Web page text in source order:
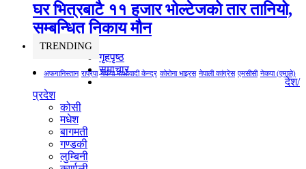
घर भित्रबाटै ११ हजार भोल्टेजको तार तानियो,
सम्बन्धित निकाय मौन
TRENDING
अफगानिस्तान राप्रपा नेकपा माओवादी केन्द्र कोरोना भाइरस नेपाली कांग्रेस एमसीसी नेकपा (एमाले)
गृहपृष्ठ
समाचार
देश/
प्रदेश
कोसी
मधेश
बागमती
गण्डकी
लुम्बिनी